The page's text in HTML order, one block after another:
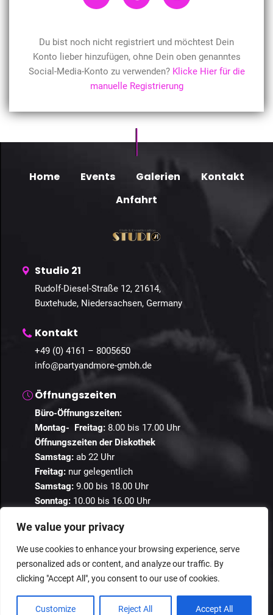
We value your privacy
We use cookies to enhance your browsing experience, serve
personalized ads or content, and analyze our traffic. By
clicking "Accept All", you consent to our use of cookies.
Customize Reject All Accept All
Du bist noch nicht registriert und möchtest Dein
Konto lieber hinzufügen, ohne Dein oben genanntes
Social-Media-Konto zu verwenden? Klicke Hier für die
manuelle Registrierung
Home Events Galerien
Kontakt
Anfahrt
Studio 21
Rudolf-Diesel-Straße 12, 21614,
Buxtehude, Niedersachsen, Germany
Kontakt
+49 (0) 4161 – 8005650
info@partyandmore-gmbh.de
Öffnungszeiten
Büro-Öffnungszeiten:
Montag- Freitag: 8.00 bis 17.00 Uhr
Öffnungszeiten der Diskothek
Samstag: ab 22 Uhr
Freitag: nur gelegentlich
Samstag: 9.00 bis 18.00 Uhr
Sonntag: 10.00 bis 16.00 Uhr
© 2024 Guestastic. Alle Rechte vorbehalten.
Datenschutz Geschäftsbedingungen